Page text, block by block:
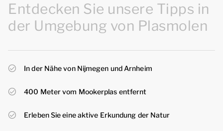
Entdecken Sie unsere Tipps in
der Umgebung von Plasmolen
In der Nähe von Nijmegen und Arnheim
400 Meter vom Mookerplas entfernt
Erleben Sie eine aktive Erkundung der Natur